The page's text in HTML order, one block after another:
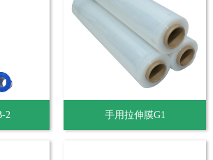
2 手用拉伸膜G1